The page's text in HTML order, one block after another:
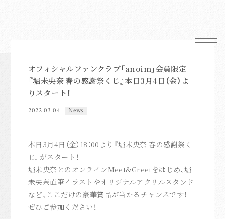
News
Shop
オフィシャルファンクラブ「anoim」会員限定
『堀未央奈 春の感謝祭くじ』本日3月4日（金）よ
りスタート！
2022.03.04 News
本日 3月4日（金） 18 ：00 より『堀未央奈 春の感謝祭く
じ』がスタート！
堀未央奈とのオンラインMeet&Greetをはじめ、堀
未央奈直筆イラストやオリジナルアクリルスタンド
など、ここだけの豪華賞品が当たるチャンスです！
ぜひご参加ください！